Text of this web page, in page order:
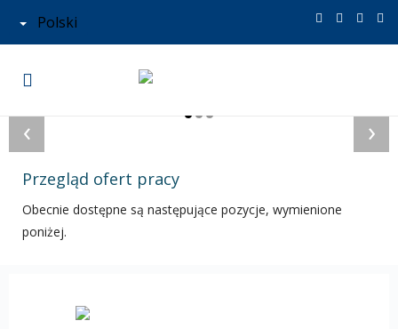
Polski
›
‹
Przegląd ofert pracy
Obecnie dostępne są następujące pozycje, wymienione
poniżej.